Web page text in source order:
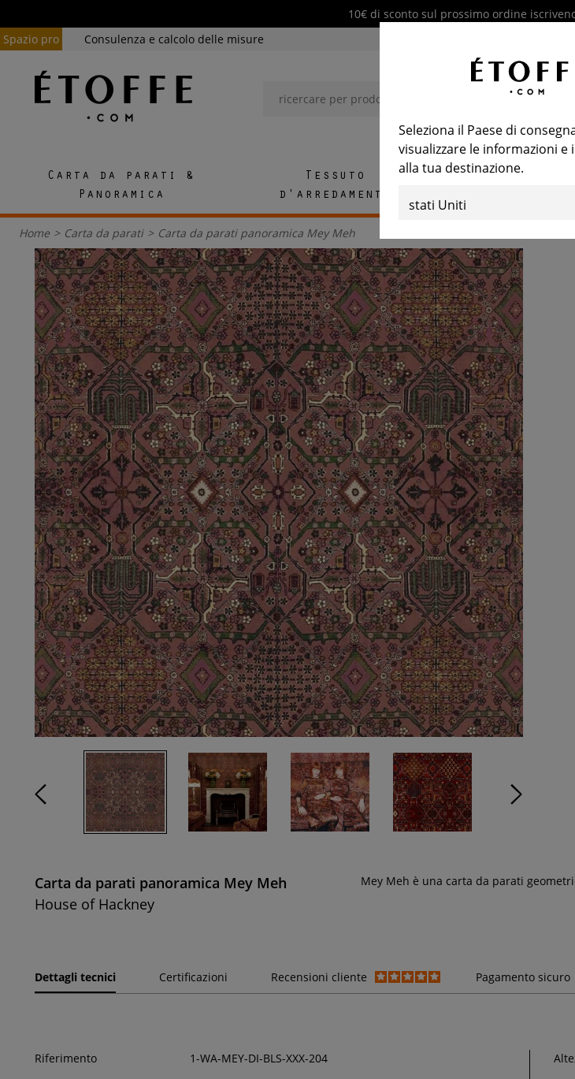
10€ di sconto sul prossimo ordine
Spazio pro
Consulenza e calcolo delle misure
Carta da parati &
Panoramica
Tessuto
d'arredamento
Home > Carta da parati > Carta da parati panoramica Mey Meh
Carta da parati panoramica Mey Meh
House of Hackney
Mey Meh è una carta da parati
Dettagli tecnici Certificazioni Recensioni cliente Pagamento sicuro
Riferimento 1-WA-MEY-DI-BLS-XXX-204
Seleziona il Paese di
visualizzare le informazioni e
alla tua destinazione.